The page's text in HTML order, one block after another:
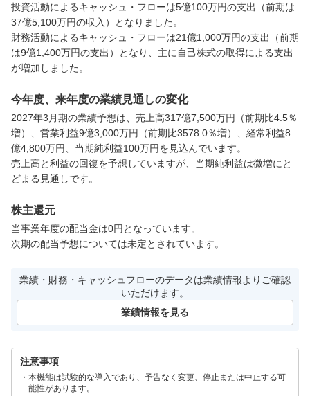
投資活動によるキャッシュ・フローは5億100万円の支出（前期は
37億5,100万円の収入）となりました。
財務活動によるキャッシュ・フローは21億1,000万円の支出（前期
は9億1,400万円の支出）となり、主に自己株式の取得による支出
が増加しました。
今年度、来年度の業績見通しの変化
2027年3月期の業績予想は、売上高317億7,500万円（前期比4.5％
増）、営業利益9億3,000万円（前期比3578.0％増）、経常利益8
億4,800万円、当期純利益100万円を見込んでいます。
売上高と利益の回復を予想していますが、当期純利益は微増にと
どまる見通しです。
株主還元
当事業年度の配当金は0円となっています。
次期の配当予想については未定とされています。
業績・財務・キャッシュフローのデータは業績情報よりご確認
いただけます。
業績情報を見る
注意事項
本機能は試験的な導入であり、予告なく変更、停止または中止する可
能性があります。